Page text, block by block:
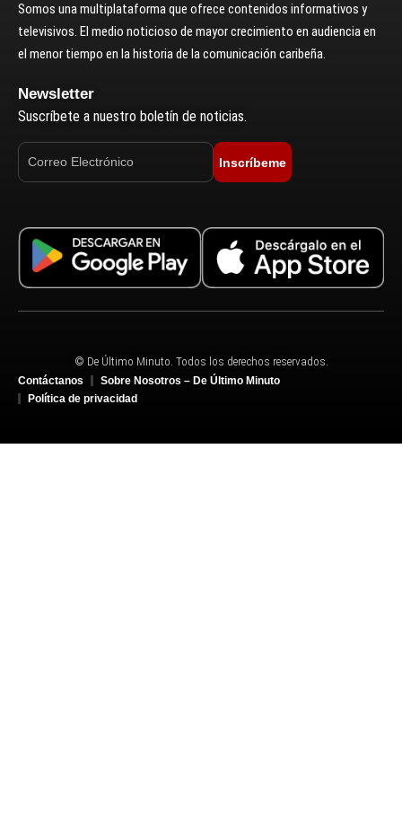
Somos una multiplataforma que ofrece contenidos informativos y
televisivos. El medio noticioso de mayor crecimiento en audiencia en
el menor tiempo en la historia de la comunicación caribeña.
Newsletter
Suscríbete a nuestro boletín de noticias.
Inscríbeme
© De Último Minuto. Todos los derechos reservados.
Contáctanos
Sobre Nosotros – De Último Minuto
Política de privacidad